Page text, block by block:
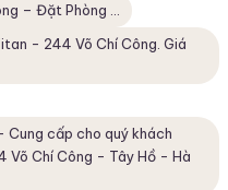
– Đặt Phòng ...
- 244 Võ Chí Công. Giá
cấp cho quý khách
Võ Chí Công - Tây Hồ - Hà